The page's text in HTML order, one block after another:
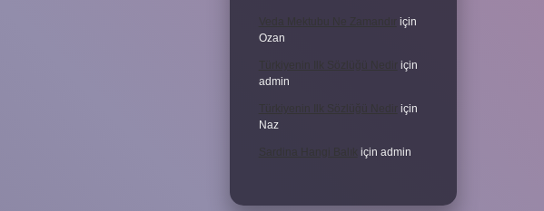
Veda Mektubu Ne Zamandır için
Ozan
Türkiyenin Ilk Sözlüğü Nedir için
admin
Türkiyenin Ilk Sözlüğü Nedir için
Naz
Sardina Hangi Balık için admin